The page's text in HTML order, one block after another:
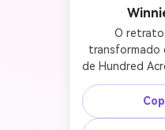
O
transformado
de Hundred
estilo de
semelhante ao
Disney de